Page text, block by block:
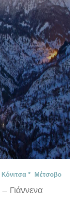
Κόνιτσα * Μέτσοβο
Γιάννενα